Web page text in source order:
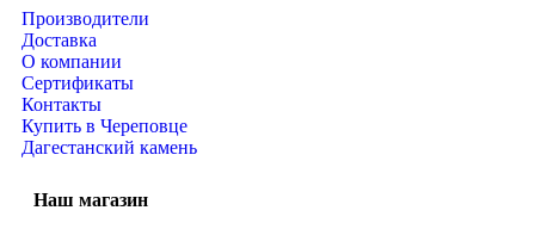
Производители
Доставка
О компании
Сертификаты
Контакты
Купить в Череповце
Дагестанский камень
Наш магазин